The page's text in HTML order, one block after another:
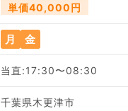
単価40,000円
月 金
当直:17:30〜08:30
千葉県木更津市